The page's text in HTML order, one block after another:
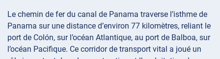
Le chemin de fer du canal de Panama traverse l’isthme de
Panama sur une distance d’environ 77 kilomètres, reliant le
port de Colón, sur l’océan Atlantique, au port de Balboa, sur
l’océan Pacifique. Ce corridor de transport vital a joué un